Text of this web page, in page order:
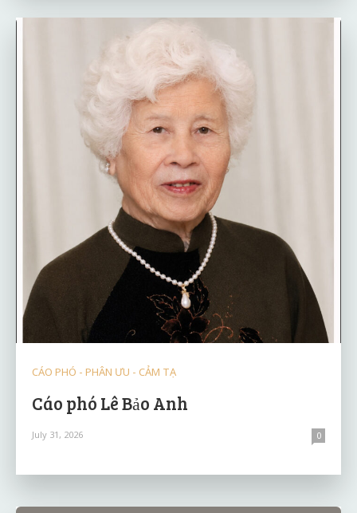
CÁO PHÓ - PHÂN ƯU - CẢM TẠ
Cáo phó Lê Bảo Anh
July 31, 2026 0